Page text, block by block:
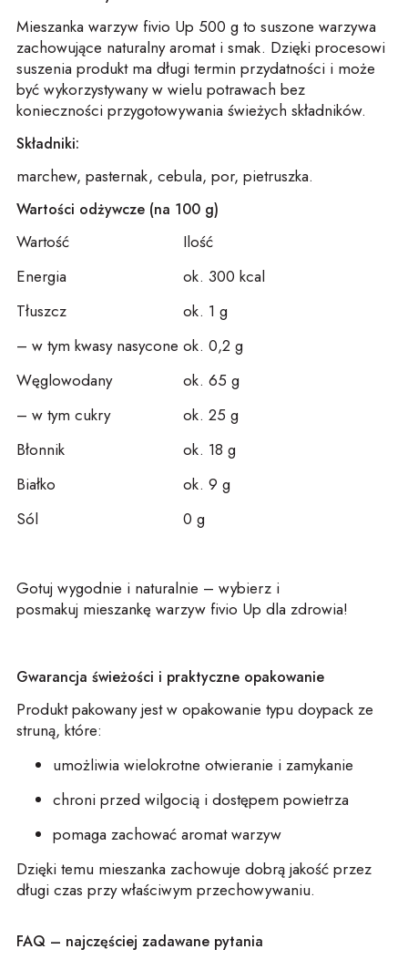
Mieszanka warzyw fivio Up 500 g to suszone warzywa
zachowujące naturalny aromat i smak. Dzięki procesowi
suszenia produkt ma długi termin przydatności i może
być wykorzystywany w wielu potrawach bez
konieczności przygotowywania świeżych składników.
Składniki:
marchew, pasternak, cebula, por, pietruszka.
Wartości odżywcze (na 100 g)
Wartość
Ilość
Energia
ok. 300 kcal
Tłuszcz
ok. 1 g
– w tym kwasy nasycone ok. 0,2 g
Węglowodany
ok. 65 g
– w tym cukry
ok. 25 g
Błonnik
ok. 18 g
Białko
ok. 9 g
Sól
0 g
Gotuj wygodnie i naturalnie – wybierz i
posmakuj mieszankę warzyw fivio Up dla zdrowia!
Gwarancja świeżości i praktyczne opakowanie
Produkt pakowany jest w opakowanie typu doypack ze
struną, które:
umożliwia wielokrotne otwieranie i zamykanie
chroni przed wilgocią i dostępem powietrza
pomaga zachować aromat warzyw
Dzięki temu mieszanka zachowuje dobrą jakość przez
długi czas przy właściwym przechowywaniu.
FAQ – najczęściej zadawane pytania